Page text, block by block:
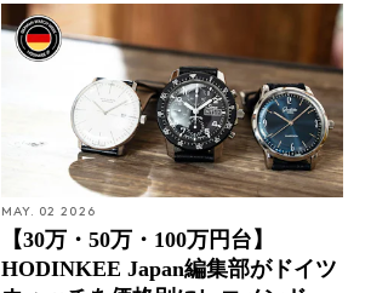
MAY. 02 2026
【30万・50万・100万円台】
HODINKEE Japan編集部がドイツ